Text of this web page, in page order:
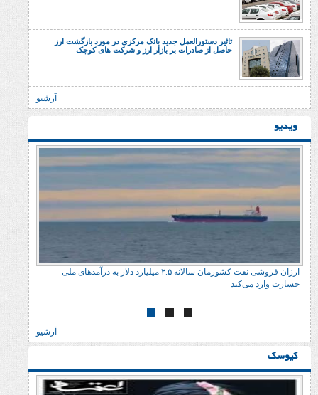
تاثیر دستورالعمل جدید بانک مرکزی در مورد بازگشت ارز
حاصل از صادرات بر بازار ارز و شرکت های کوچک
ارزان فروشی نفت کشورمان سالانه ٢.۵ میلیارد دلار به درآمدهای ملی
وارد می‌کند